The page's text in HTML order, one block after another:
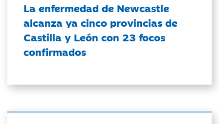
La enfermedad de Newcastle
alcanza ya cinco provincias de
Castilla y León con 23 focos
confirmados